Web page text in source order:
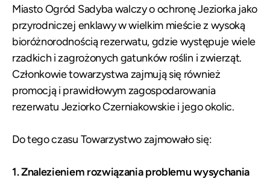
Miasto Ogród Sadyba walczy o ochronę Jeziorka jako
przyrodniczej enklawy w wielkim mieście z wysoką
bioróżnorodnością rezerwatu, gdzie występuje wiele
rzadkich i zagrożonych gatunków roślin i zwierząt.
Członkowie towarzystwa zajmują się również
promocją i prawidłowym zagospodarowania
rezerwatu Jeziorko Czerniakowskie i jego okolic.
Do tego czasu Towarzystwo zajmowało się:
1. Znalezieniem rozwiązania problemu wysychania